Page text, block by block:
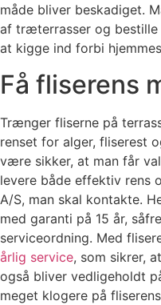
måde bliver beskadiget.
af træterrasser og bestille
at kigge ind forbi
Få fliserens
Trænger fliserne på
renset for alger, fliserest
være sikker, at man får
levere både effektiv rens
A/S, man skal kontakte.
med garanti på 15 år,
serviceordning. Med
årlig service, som sikrer,
også bliver vedligeholdt
meget klogere på